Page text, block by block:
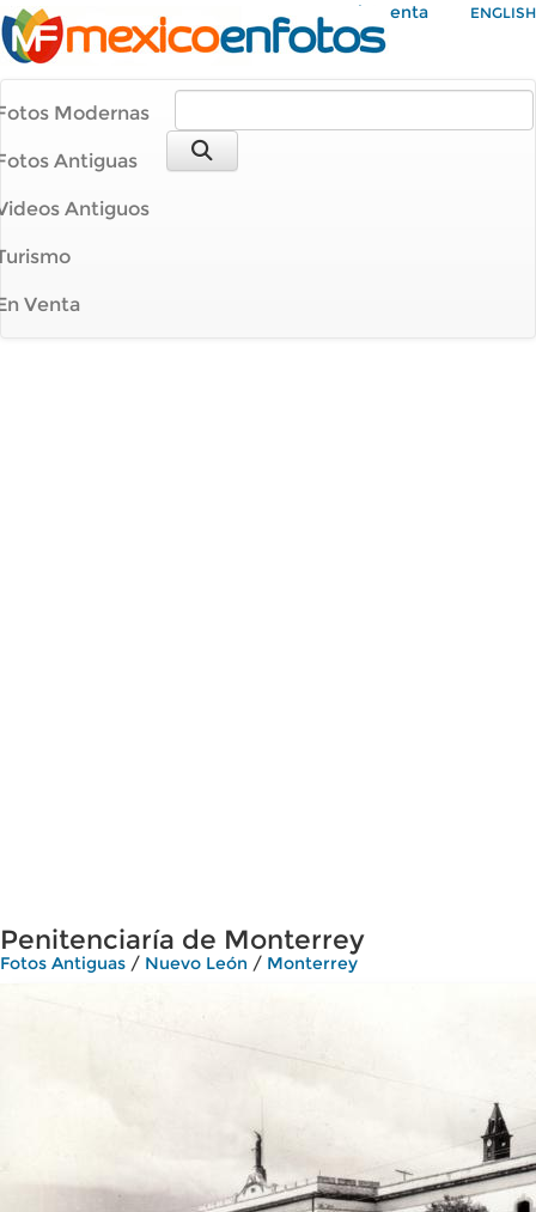
Mi Cuenta ENGLISH
Modernas
Antiguas
Antiguos
Venta
Penitenciaría de Monterrey
Fotos Antiguas / Nuevo León / Monterrey